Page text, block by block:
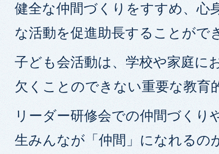
健全な仲間づくりをすすめ、心
な活動を促進助長することがで
子ども会活動は、学校や家庭に
欠くことのできない重要な教育
リーダー研修会での仲間づくり
生みんなが「仲間」になれるの